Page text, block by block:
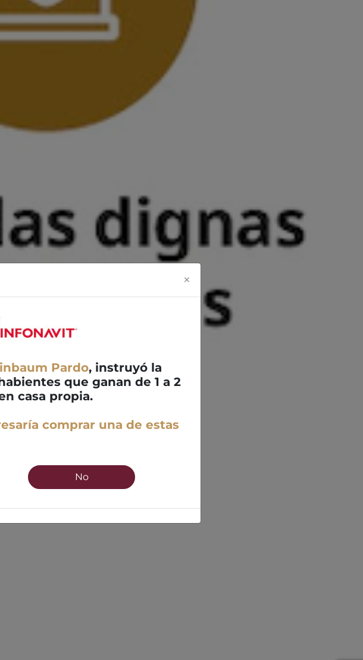
×
Pardo, instruyó la
que ganan de 1 a 2
casa propia.
comprar una de estas
No